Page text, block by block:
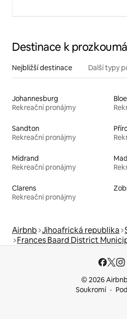
Destinace k
Nejbližší destinace Další typy
Johannesburg
Rekreační pronájmy
Sandton
Rekreační pronájmy
Midrand
Rekreační pronájmy
Clarens
Rekreační pronájmy
Airbnb Jihoafrická republika
Frances Baard District
© 2026
Soukromí